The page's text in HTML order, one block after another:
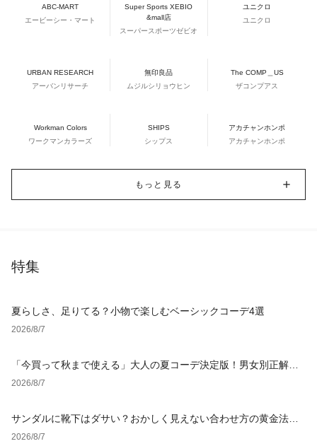
ABC-MART
エービーシー・マート
Super Sports XEBIO
&mall店
スーパースポーツゼビオ
ユニクロ
ユニクロ
URBAN RESEARCH
アーバンリサーチ
無印良品
ムジルシリョウヒン
The COMP＿US
ザコンプアス
Workman Colors
ワークマンカラーズ
SHIPS
シップス
アカチャンホンポ
アカチャンホンポ
もっと見る
特集
夏らしさ、足りてる？小物で楽しむベーシックコーデ4選
2026/8/7
「今買って秋まで使える」大人の夏コーデ決定版！男女別正解ス
タイルとNGな着こなし
2026/8/7
サンダルに靴下はダサい？おかしく見えない合わせ方の黄金法則
と男女別おすすめコーデ
2026/8/7